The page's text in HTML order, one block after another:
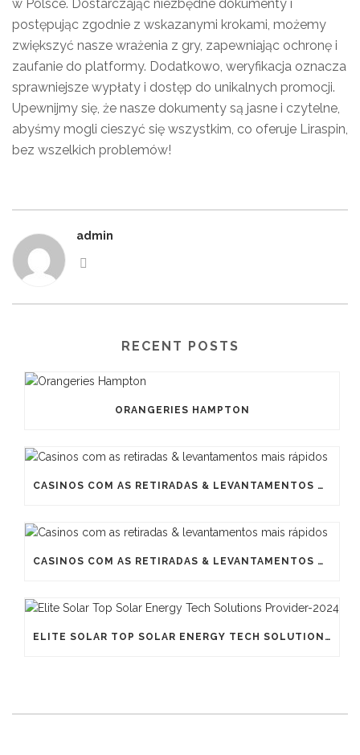
w Polsce. Dostarczając niezbędne dokumenty i
postępując zgodnie z wskazanymi krokami, możemy
zwiększyć nasze wrażenia z gry, zapewniając ochronę i
zaufanie do platformy. Dodatkowo, weryfikacja oznacza
sprawniejsze wypłaty i dostęp do unikalnych promocji.
Upewnijmy się, że nasze dokumenty są jasne i czytelne,
abyśmy mogli cieszyć się wszystkim, co oferuje Liraspin,
bez wszelkich problemów!
admin
RECENT POSTS
ORANGERIES HAMPTON
CASINOS COM AS RETIRADAS & LEVANTAMENTOS MAIS RÁPIDOS
CASINOS COM AS RETIRADAS & LEVANTAMENTOS MAIS RÁPIDOS
ELITE SOLAR TOP SOLAR ENERGY TECH SOLUTIONS PROVIDER-2024